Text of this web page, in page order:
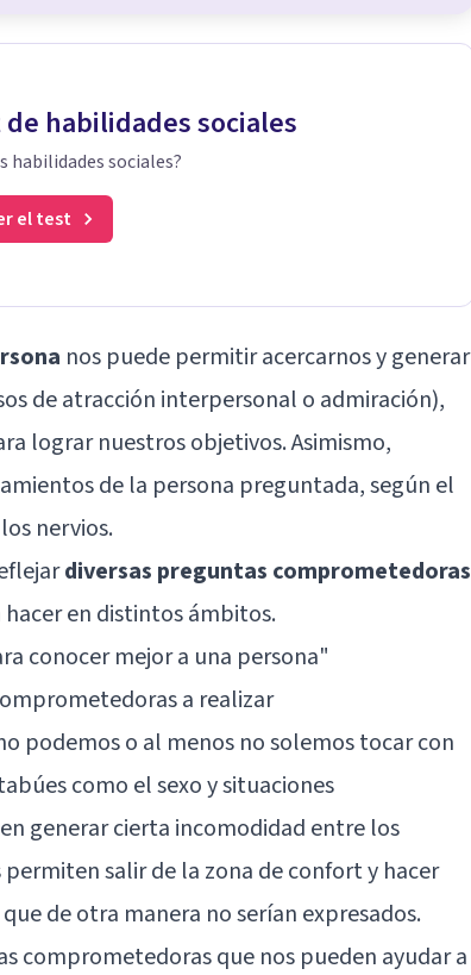
de habilidades sociales
habilidades sociales?
el test
nos puede permitir acercarnos y generar
de atracción interpersonal o admiración),
lograr nuestros objetivos. Asimismo,
de la persona preguntada, según el
nervios.
diversas preguntas comprometedoras
en distintos ámbitos.
conocer mejor a una persona"
a realizar
podemos o al menos no solemos tocar con
como el sexo y situaciones
generar cierta incomodidad entre los
salir de la zona de confort y hacer
de otra manera no serían expresados.
comprometedoras que nos pueden ayudar a